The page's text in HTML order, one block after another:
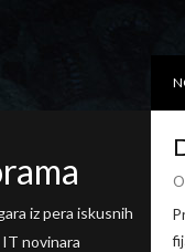
iz pera iskusnih
novinara